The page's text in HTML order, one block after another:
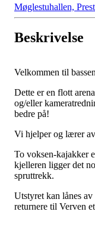
Møglestuhallen,
Beskrivelse
Velkommen til
Dette er en flott
og/eller
bedre på!
Vi hjelper og lærer
To voksen-kajakker
kjelleren ligger det
spruttrekk.
Utstyret kan lånes
returnere til Verven